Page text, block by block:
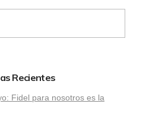
Recientes
Fidel para nosotros es la